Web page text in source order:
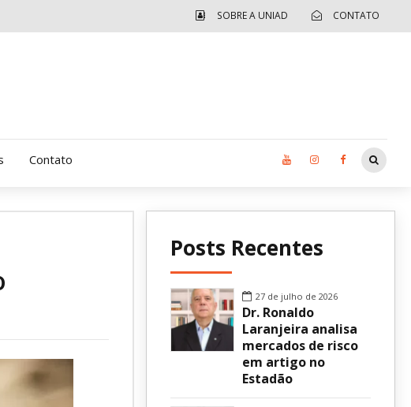
SOBRE A UNIAD CONTATO
Masur
Independência Jovem – FOLIA
Revista UNIAD
Contato
Posts Recentes
27 de julho de 2026
Dr. Ronaldo
Laranjeira analisa
mercados de risco
em artigo no
Estadão